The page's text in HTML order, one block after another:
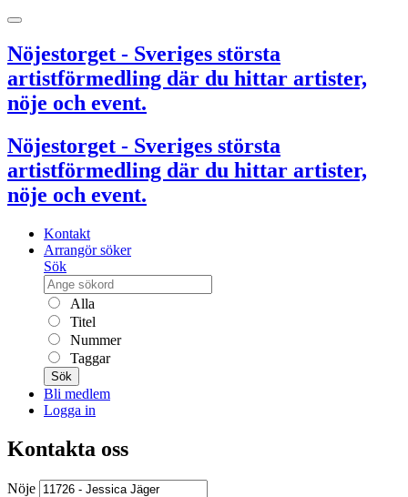
Nöjestorget - Sveriges största
artistförmedling där du hittar artister,
nöje och event.
Nöjestorget - Sveriges största
artistförmedling där du hittar artister,
nöje och event.
Kontakt
Arrangör söker
Sök
Alla
Titel
Nummer
Taggar
Sök
Bli medlem
Logga in
Kontakta oss
Nöje